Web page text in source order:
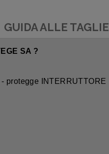
GUIDA ALLE TAGLIE
SA ?
protegge INTERRUTTORE